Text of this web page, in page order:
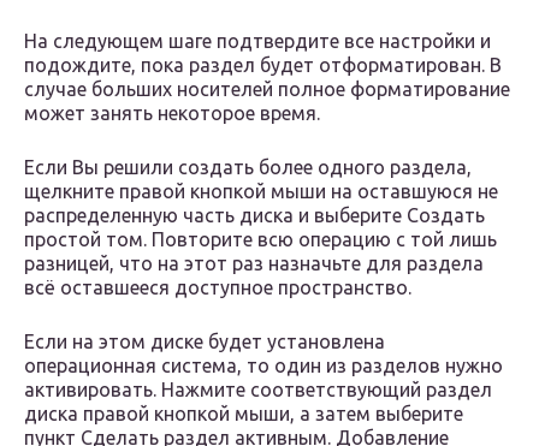
На следующем шаге подтвердите все настройки и
подождите, пока раздел будет отформатирован. В
случае больших носителей полное форматирование
может занять некоторое время.
Если Вы решили создать более одного раздела,
щелкните правой кнопкой мыши на оставшуюся не
распределенную часть диска и выберите Создать
простой том. Повторите всю операцию с той лишь
разницей, что на этот раз назначьте для раздела
всё оставшееся доступное пространство.
Если на этом диске будет установлена
операционная система, то один из разделов нужно
активировать. Нажмите соответствующий раздел
диска правой кнопкой мыши, а затем выберите
пункт Сделать раздел активным. Добавление